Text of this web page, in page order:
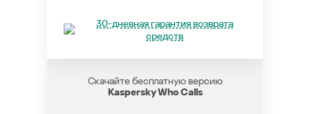
30-дневная гарантия возврата
средств
Скачайте бесплатную версию
Kaspersky Who Calls